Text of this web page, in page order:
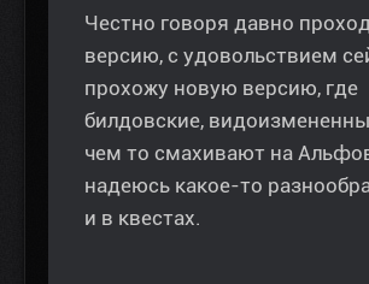
Честно говоря давно
версию, с удовольствием
прохожу новую версию, где
билдовские,
чем то смахивают на
надеюсь какое-то
и в квестах.